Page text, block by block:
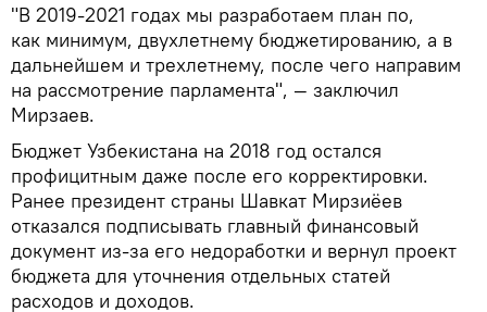
"В 2019-2021 годах мы разработаем план по,
как минимум, двухлетнему бюджетированию, а в
дальнейшем и трехлетнему, после чего направим
на рассмотрение парламента", — заключил
Мирзаев.
Бюджет Узбекистана на 2018 год остался
профицитным даже после его корректировки.
Ранее президент страны Шавкат Мирзиёев
отказался подписывать главный финансовый
документ из-за его недоработки и вернул проект
бюджета для уточнения отдельных статей
расходов и доходов.